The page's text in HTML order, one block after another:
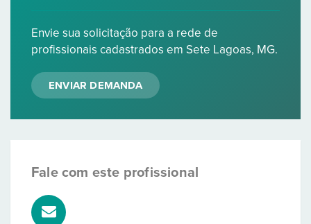
Envie sua solicitação para a rede de
profissionais cadastrados em Sete Lagoas, MG.
ENVIAR DEMANDA
Fale com este profissional